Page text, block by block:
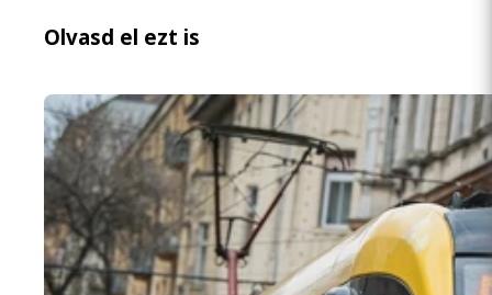
Olvasd el ezt is